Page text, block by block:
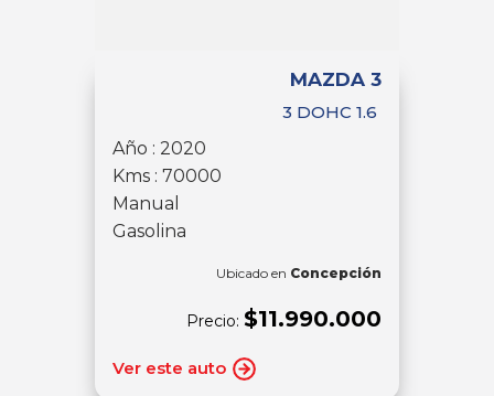
MAZDA 3
3 DOHC 1.6
Año : 2020
Kms : 70000
Manual
Gasolina
Ubicado en Concepción
Precio: $11.990.000
Ver este auto